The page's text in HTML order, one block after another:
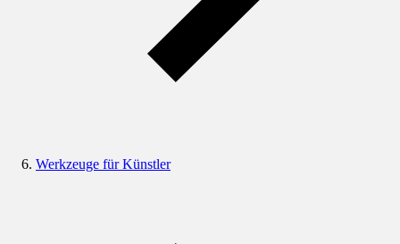
Werkzeuge für Künstler